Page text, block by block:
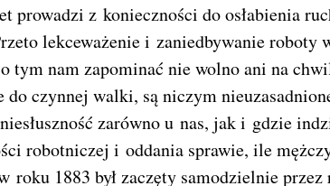
prowadzi z konieczności do osłabienia
lekceważenie i zaniedbywanie roboty
tym nam zapominać nie wolno ani na
do czynnej walki, są niczym
zarówno u nas, jak i gdzie
robotniczej i oddania sprawie, ile
1883 był zaczęty samodzielnie